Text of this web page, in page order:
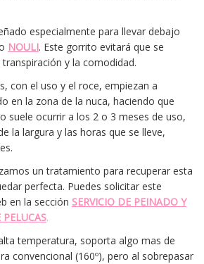
especialmente para llevar debajo
NOULI. Este gorrito evitará que se
y la comodidad.
con el uso y el roce, empiezan a
en la zona de la nuca, haciendo que
suele ocurrir a los 2 o 3 meses de uso,
la largura y las horas que se lleve,
un tratamiento para recuperar esta
perfecta. Puedes solicitar este
en la sección SERVICIO DE PEINADO Y
.
temperatura, soporta algo mas de
convencional (160º), pero al sobrepasar